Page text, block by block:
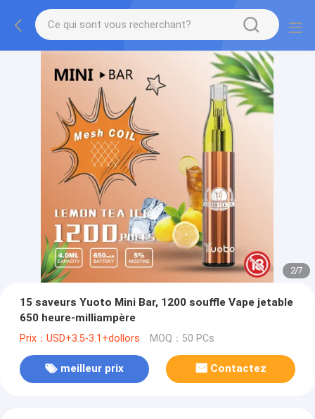
2/7
15 saveurs Yuoto Mini Bar, 1200 souffle Vape jetable
650 heure-milliampère
Prix：USD+3.5-3.1+dollors MOQ：50 PCs
meilleur prix Contactez